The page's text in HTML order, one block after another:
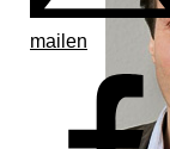
mailen